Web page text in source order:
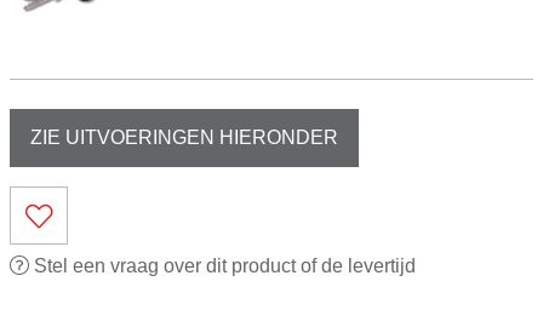
ZIE UITVOERINGEN HIERONDER
Stel een vraag over dit product of de levertijd